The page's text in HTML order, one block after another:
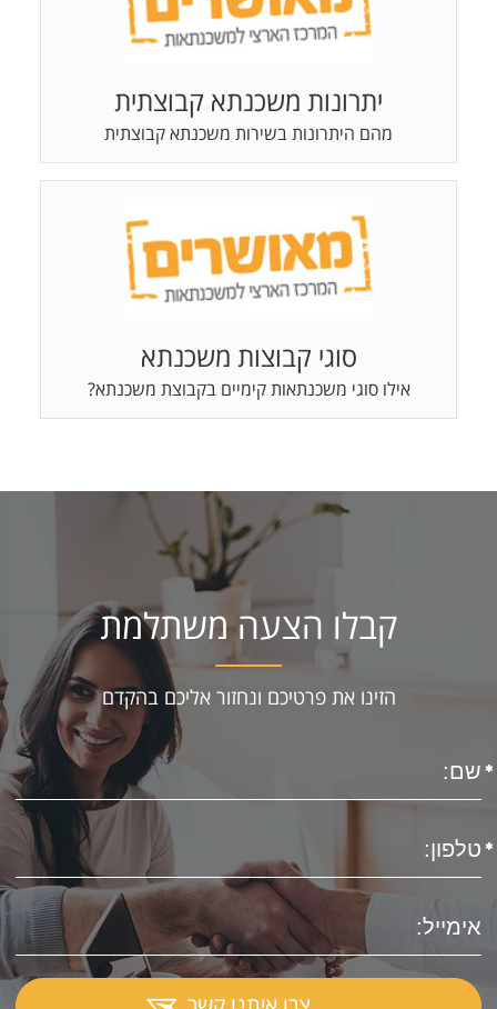
יתרונות משכנתא קבוצתית
מהם היתרונות בשירות משכנתא קבוצתית
סוגי קבוצות משכנתא
אילו סוגי משכנתאות קימיים בקבוצת משכנתא?
קבלו הצעה משתלמת
הזינו את פרטיכם ונחזור אליכם בהקדם